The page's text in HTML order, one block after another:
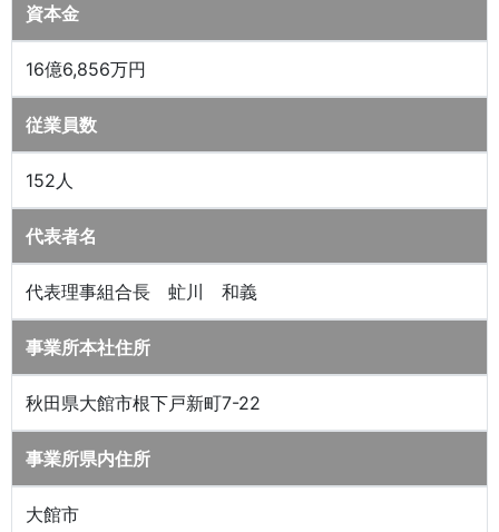
資本金
16億6,856万円
従業員数
152人
代表者名
代表理事組合長 虻川 和義
事業所本社住所
秋田県大館市根下戸新町7-22
事業所県内住所
大館市